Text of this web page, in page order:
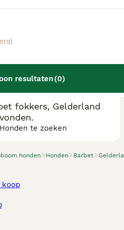
resultaten(0)
honden Honden Barbet
fokkers, Gelderland
te zoeken
koop